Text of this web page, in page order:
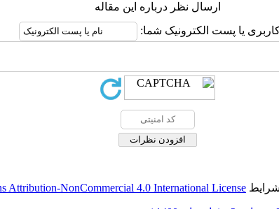
ارسال نظر درباره این مقاله
یا پست الکترونیک شما:
Attribution-NonCommercial 4.0 International License